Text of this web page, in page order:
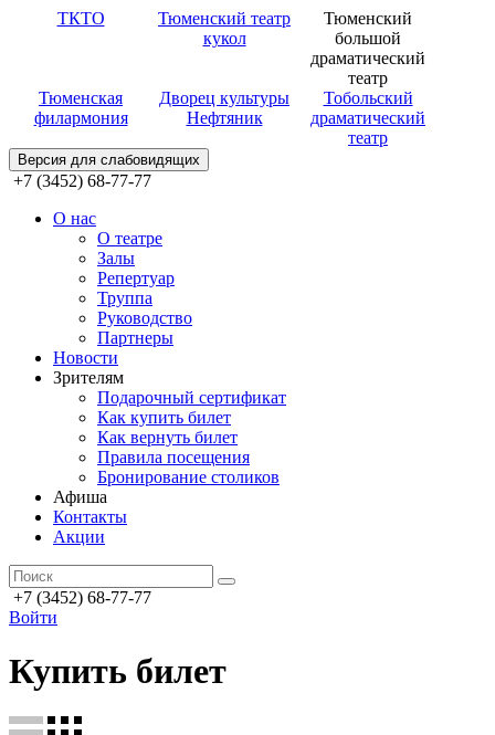
ТКТО
Тюменский театр
кукол
Тюменский
большой
драматический
театр
Тюменская
филармония
Дворец культуры
Нефтяник
Тобольский
драматический
театр
Версия для слабовидящих
+7 (3452) 68-77-77
О нас
О театре
Залы
Репертуар
Труппа
Руководство
Партнеры
Новости
Зрителям
Подарочный сертификат
Как купить билет
Как вернуть билет
Правила посещения
Бронирование столиков
Афиша
Контакты
Акции
+7 (3452) 68-77-77
Войти
Купить билет